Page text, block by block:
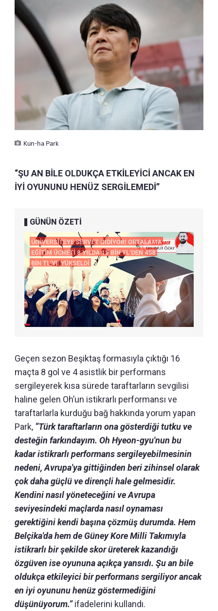
Kun-ha Park
“ŞU AN BİLE OLDUKÇA ETKİLEYİCİ ANCAK EN
İYİ OYUNUNU HENÜZ SERGİLEMEDİ”
GÜNÜN ÖZETİ
Geçen sezon Beşiktaş formasıyla çıktığı 16
maçta 8 gol ve 4 asistlik bir performans
sergileyerek kısa sürede taraftarların sevgilisi
haline gelen Oh’un istikrarlı performansı ve
taraftarlarla kurduğu bağ hakkında yorum yapan
Park, “Türk taraftarların ona gösterdiği tutku ve
desteğin farkındayım. Oh Hyeon-gyu'nun bu
kadar istikrarlı performans sergileyebilmesinin
nedeni, Avrupa'ya gittiğinden beri zihinsel olarak
çok daha güçlü ve dirençli hale gelmesidir.
Kendini nasıl yöneteceğini ve Avrupa
seviyesindeki maçlarda nasıl oynaması
gerektiğini kendi başına çözmüş durumda. Hem
Belçika'da hem de Güney Kore Milli Takımıyla
istikrarlı bir şekilde skor üreterek kazandığı
özgüven ise oyununa açıkça yansıdı. Şu an bile
oldukça etkileyici bir performans sergiliyor ancak
en iyi oyununu henüz göstermediğini
düşünüyorum.”ifadelerini kullandı.